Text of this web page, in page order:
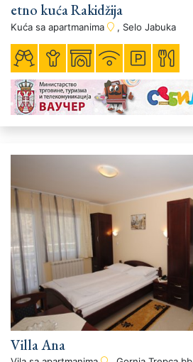
etno kuća Rakidžija
Kuća sa apartmanima , Selo Jabuka
Villa Ana